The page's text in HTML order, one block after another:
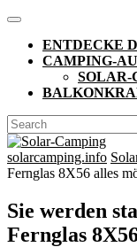
Skip
content
Open
ButtonENTDECKE
CAMPING-
SOLAR-
CLOSE
BUTTON
Search
for:
solarcamping.info
Fernglas 8X56 alles
Sie werden
Fernglas